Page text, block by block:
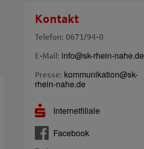
Kontakt
Telefon: 0671/94-0
E-Mail: info@sk-rhein-nahe.de
Presse: kommunikation@sk-
rhein-nahe.de
Internetfiliale
Facebook